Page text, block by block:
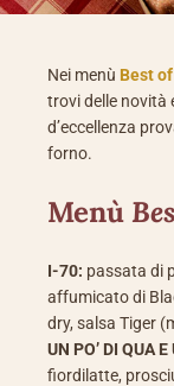
Nei menù Best of
trovi delle novità
d’eccellenza
forno.
Menù
I-70: passata di
affumicato di
dry, salsa Tiger
UN PO’ DI QUA E
fiordilatte,